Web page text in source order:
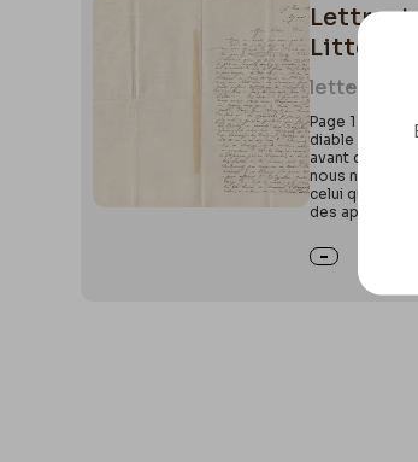
Lettre
letter
Page 1 Recto
diable de bon
avant de faire
nous
celui que
des